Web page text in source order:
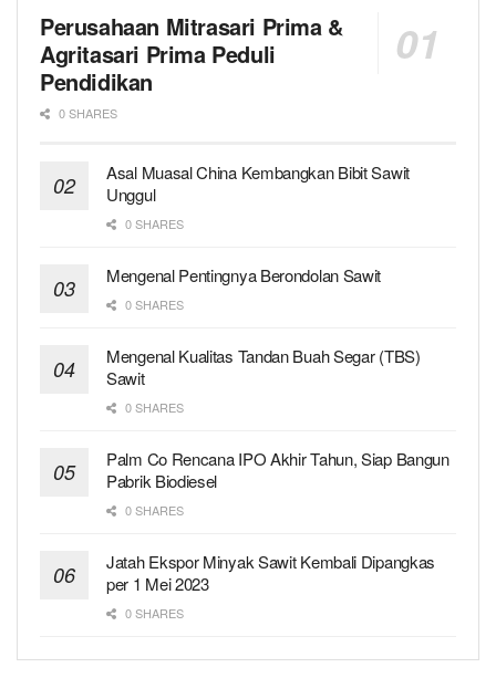
Perusahaan Mitrasari Prima &
Agritasari Prima Peduli
Pendidikan
0 SHARES
Asal Muasal China Kembangkan Bibit Sawit
Unggul
0 SHARES
Mengenal Pentingnya Berondolan Sawit
0 SHARES
Mengenal Kualitas Tandan Buah Segar (TBS)
Sawit
0 SHARES
Palm Co Rencana IPO Akhir Tahun, Siap Bangun
Pabrik Biodiesel
0 SHARES
Jatah Ekspor Minyak Sawit Kembali Dipangkas
per 1 Mei 2023
0 SHARES